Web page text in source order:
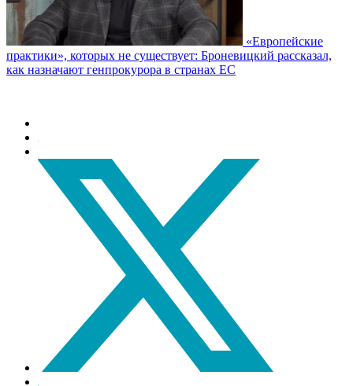
«Европейские
практики», которых не существует: Броневицкий рассказал,
как назначают генпрокурора в странах ЕС